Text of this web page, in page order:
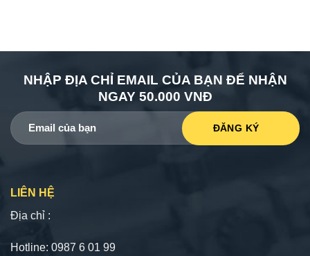
NHẬP ĐỊA CHỈ EMAIL CỦA BẠN ĐỂ NHẬN
NGAY 50.000 VNĐ
LIÊN HỆ
Địa chỉ :
Hotline: 0987 6 01 99